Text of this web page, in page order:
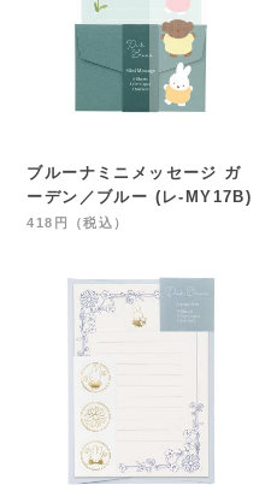
ブルーナミニメッセージ ガ
ーデン／ブルー (レ-MY17B)
418円（税込）